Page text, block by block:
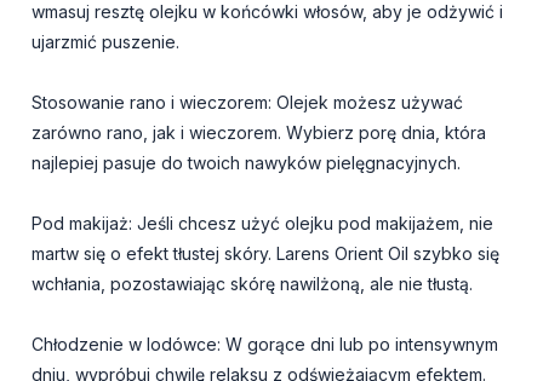
wmasuj resztę olejku w końcówki włosów, aby je odżywić i
ujarzmić puszenie.
Stosowanie rano i wieczorem: Olejek możesz używać
zarówno rano, jak i wieczorem. Wybierz porę dnia, która
najlepiej pasuje do twoich nawyków pielęgnacyjnych.
Pod makijaż: Jeśli chcesz użyć olejku pod makijażem, nie
martw się o efekt tłustej skóry. Larens Orient Oil szybko się
wchłania, pozostawiając skórę nawilżoną, ale nie tłustą.
Chłodzenie w lodówce: W gorące dni lub po intensywnym
dniu, wypróbuj chwilę relaksu z odświeżającym efektem.